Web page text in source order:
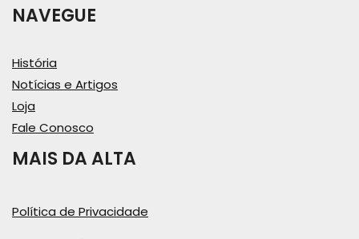
NAVEGUE
História
Notícias e Artigos
Loja
Fale Conosco
MAIS DA ALTA
Política de Privacidade